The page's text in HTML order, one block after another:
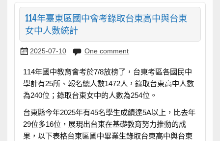
114年臺東區國中會考錄取台東高中與台東
女中人數統計
2025-07-10 One comment
114年國中教育會考於7/8放榜了，台東考區各國民中
學計有25所、報名總人數1472人，錄取台東高中人數
為240位；錄取台東女中的人數為254位。
台東縣今年2025年有45名學生成績達5A以上，比去年
29位多16位，展現出台東在基礎教育努力推動的成
果，以下表格台東區國中畢業生錄取台東高中與台東